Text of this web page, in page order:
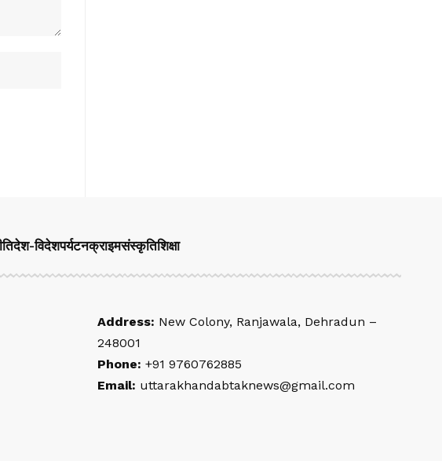
देश-विदेशपर्यटनक्राइमसंस्कृतिशिक्षा
Address: New Colony, Ranjawala, Dehradun –
248001
Phone: +91 9760762885
Email: uttarakhandabtaknews@gmail.com